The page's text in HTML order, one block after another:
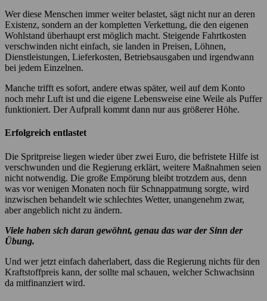
Wer diese Menschen immer weiter belastet, sägt nicht nur an deren
Existenz, sondern an der kompletten Verkettung, die den eigenen
Wohlstand überhaupt erst möglich macht. Steigende Fahrtkosten
verschwinden nicht einfach, sie landen in Preisen, Löhnen,
Dienstleistungen, Lieferkosten, Betriebsausgaben und irgendwann
bei jedem Einzelnen.
Manche trifft es sofort, andere etwas später, weil auf dem Konto
noch mehr Luft ist und die eigene Lebensweise eine Weile als Puffer
funktioniert. Der Aufprall kommt dann nur aus größerer Höhe.
Erfolgreich entlastet
Die Spritpreise liegen wieder über zwei Euro, die befristete Hilfe ist
verschwunden und die Regierung erklärt, weitere Maßnahmen seien
nicht notwendig. Die große Empörung bleibt trotzdem aus, denn
was vor wenigen Monaten noch für Schnappatmung sorgte, wird
inzwischen behandelt wie schlechtes Wetter, unangenehm zwar,
aber angeblich nicht zu ändern.
Viele haben sich daran gewöhnt, genau das war der Sinn der
Übung.
Und wer jetzt einfach daherlabert, dass die Regierung nichts für den
Kraftstoffpreis kann, der sollte mal schauen, welcher Schwachsinn
da mitfinanziert wird.